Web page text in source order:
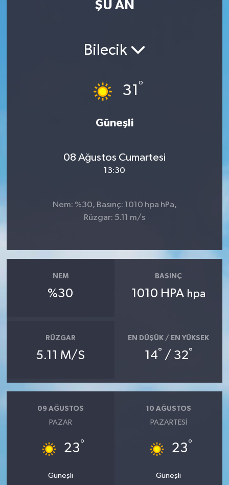
ŞU AN
Bilecik
31°
Güneşli
08 Ağustos Cumartesi
13:30
Nem: %30, Basınç: 1010 hpa hPa,
Rüzgar: 5.11 m/s
NEM
%30
BASINÇ
1010 HPA hpa
RÜZGAR
5.11 M/S
EN DÜŞÜK / EN YÜKSEK
14° / 32°
09 AĞUSTOS
PAZAR
23°
Güneşli
10 AĞUSTOS
PAZARTESI
23°
Güneşli
YAŞAM